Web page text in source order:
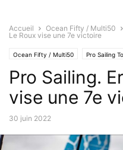
Accueil Ocean Fifty / Multi50
Le Roux vise une 7e victoire
Ocean Fifty / Multi50 Pro Sailing
Pro Sailing.
vise une 7e
30 juin 2022